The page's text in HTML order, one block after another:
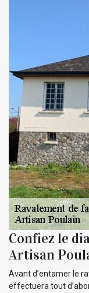
Confiez le
Artisan
Avant d’entamer le
effectuera tout